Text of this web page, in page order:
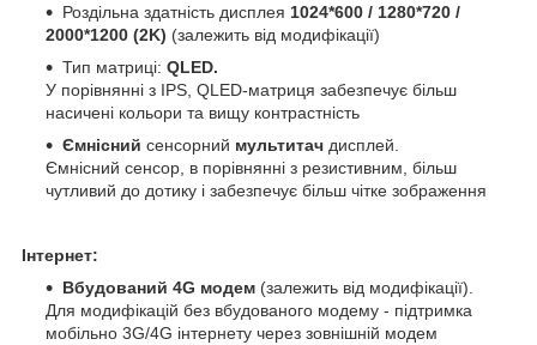
Роздільна здатність дисплея 1024*600 / 1280*720 /
2000*1200 (2K) (залежить від модифікації)
Тип матриці: QLED.
У порівнянні з IPS, QLED-матриця забезпечує більш
насичені кольори та вищу контрастність
Ємнісний сенсорний мультитач дисплей.
Ємнісний сенсор, в порівнянні з резистивним, більш
чутливий до дотику і забезпечує більш чітке зображення
Інтернет:
Вбудований 4G модем (залежить від модифікації).
Для модифікацій без вбудованого модему - підтримка
мобільно 3G/4G інтернету через зовнішній модем